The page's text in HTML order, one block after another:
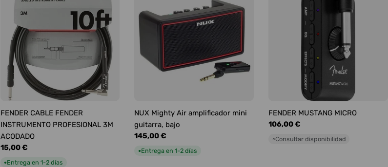
FENDER CABLE FENDER
INSTRUMENTO PROFESIONAL 3M
ACODADO
Precio
habitual
15,00 €
●Entrega en 1-2 días
NUX Mighty Air amplificador mini
guitarra, bajo
Precio
habitual
145,00 €
●Entrega en 1-2 días
FENDER MUSTANG MICRO
Precio
habitual
106,00 €
○Consultar disponibilidad